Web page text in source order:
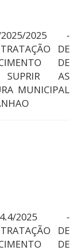
2025/2025 -
DE
DE
SUPRIR AS
MUNICIPAL
2025 -
DE
DE